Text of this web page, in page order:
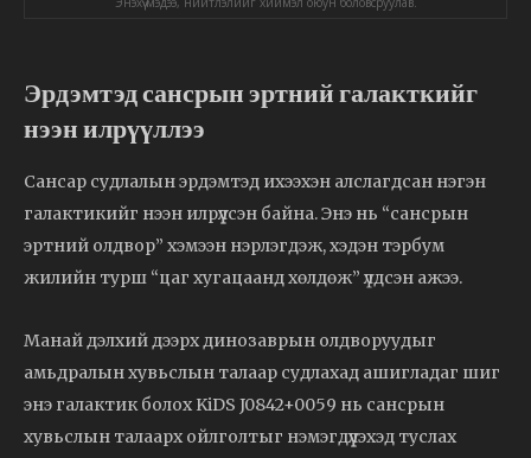
Эрдэмтэд сансрын эртний галакткийг
нээн илрүүллээ
Сансар судлалын эрдэмтэд ихээхэн алслагдсан нэгэн
галактикийг нээн илрүүлсэн байна. Энэ нь “сансрын
эртний олдвор” хэмээн нэрлэгдэж, хэдэн тэрбум
жилийн турш “цаг хугацаанд хөлдөж” үлдсэн ажээ.
Манай дэлхий дээрх динозаврын олдворуудыг
амьдралын хувьслын талаар судлахад ашигладаг шиг
энэ галактик болох KiDS J0842+0059 нь сансрын
хувьслын талаарх ойлголтыг нэмэгдүүлэхэд туслах